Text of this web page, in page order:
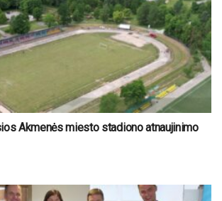
Akmenės miesto stadiono atnaujinimo